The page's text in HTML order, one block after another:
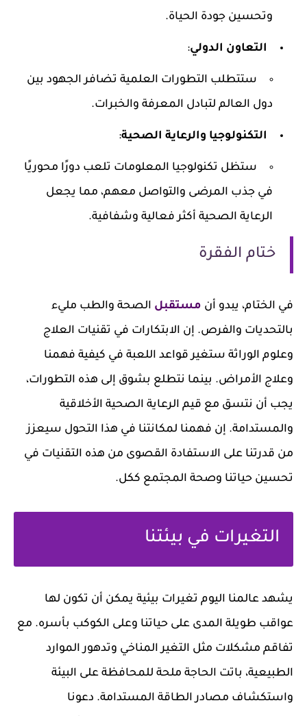
وتحسين جودة الحياة.
التعاون الدولي:
ستتطلب التطورات العلمية تضافر الجهود بين
دول العالم لتبادل المعرفة والخبرات.
التكنولوجيا والرعاية الصحية:
ستظل تكنولوجيا المعلومات تلعب دورًا محوريًا
في جذب المرضى والتواصل معهم، مما يجعل
الرعاية الصحية أكثر فعالية وشفافية.
ختام الفقرة
في الختام، يبدو أن مستقبل الصحة والطب مليء
بالتحديات والفرص. إن الابتكارات في تقنيات العلاج
وعلوم الوراثة ستغير قواعد اللعبة في كيفية فهمنا
وعلاج الأمراض. بينما نتطلع بشوق إلى هذه التطورات،
يجب أن نتسق مع قيم الرعاية الصحية الأخلاقية
والمستدامة. إن فهمنا لمكانتنا في هذا التحول سيعزز
من قدرتنا على الاستفادة القصوى من هذه التقنيات في
تحسين حياتنا وصحة المجتمع ككل.
التغيرات في بيئتنا
يشهد عالمنا اليوم تغيرات بيئية يمكن أن تكون لها
عواقب طويلة المدى على حياتنا وعلى الكوكب بأسره. مع
تفاقم مشكلات مثل التغير المناخي وتدهور الموارد
الطبيعية، باتت الحاجة ملحة للمحافظة على البيئة
واستكشاف مصادر الطاقة المستدامة. دعونا